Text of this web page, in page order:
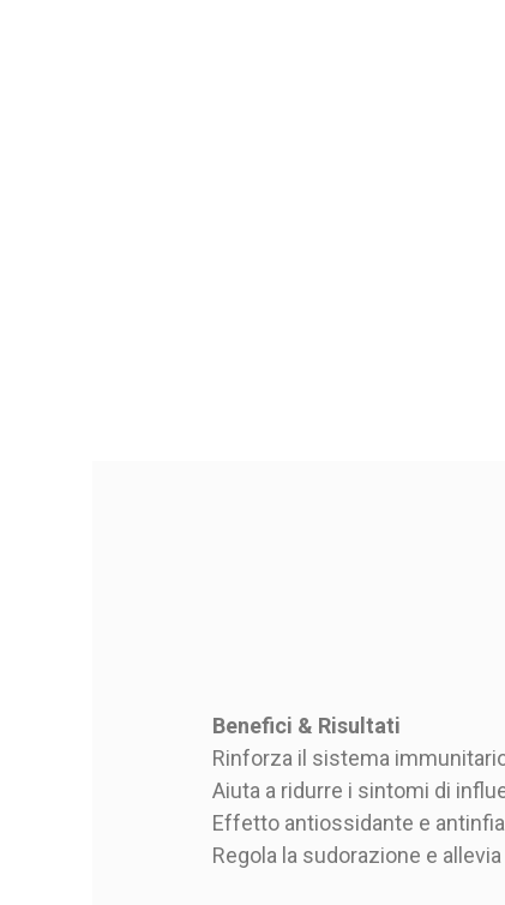
Benefici & Risultati
Rinforza il sistema
Aiuta a ridurre i sintomi di
Effetto antiossidante e
Regola la sudorazione e